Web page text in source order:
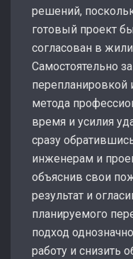
решений,
готовый проект
согласован в
Самостоятельно
перепланировкой
метода
время и усилия
сразу
инженерам и
объяснив свои
результат и
планируемого
подход
работу и снизить